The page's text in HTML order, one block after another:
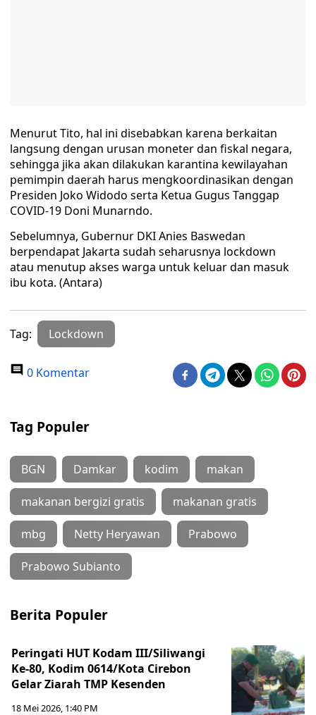
Menurut Tito, hal ini disebabkan karena berkaitan
langsung dengan urusan moneter dan fiskal negara,
sehingga jika akan dilakukan karantina kewilayahan
pemimpin daerah harus mengkoordinasikan dengan
Presiden Joko Widodo serta Ketua Gugus Tanggap
COVID-19 Doni Munarndo.
Sebelumnya, Gubernur DKI Anies Baswedan
berpendapat Jakarta sudah seharusnya lockdown
atau menutup akses warga untuk keluar dan masuk
ibu kota. (Antara)
Tag: Lockdown
0 Komentar
Tag Populer
BGN Damkar kodim makan
makanan bergizi gratis makanan gratis
mbg Netty Heryawan Prabowo
Prabowo Subianto
Berita Populer
Peringati HUT Kodam III/Siliwangi
Ke-80, Kodim 0614/Kota Cirebon
Gelar Ziarah TMP Kesenden
18 Mei 2026, 1:40 PM